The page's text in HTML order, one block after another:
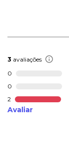
3 avaliações
0
0
2
Avaliar